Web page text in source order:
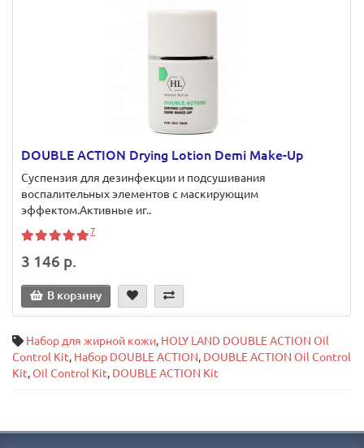
DOUBLE ACTION Drying Lotion Demi Make-Up
Суспензия для дезинфекции и подсушивания
воспалительных элементов с маскирующим
эффектом.Активные иг..
7
3 146 р.
В корзину
Набор для жирной кожи, HOLY LAND DOUBLE ACTION Oil
Control Kit, Набор DOUBLE ACTION, DOUBLE ACTION Oil Control
Kit,Oil Control Kit, DOUBLE ACTION Kit